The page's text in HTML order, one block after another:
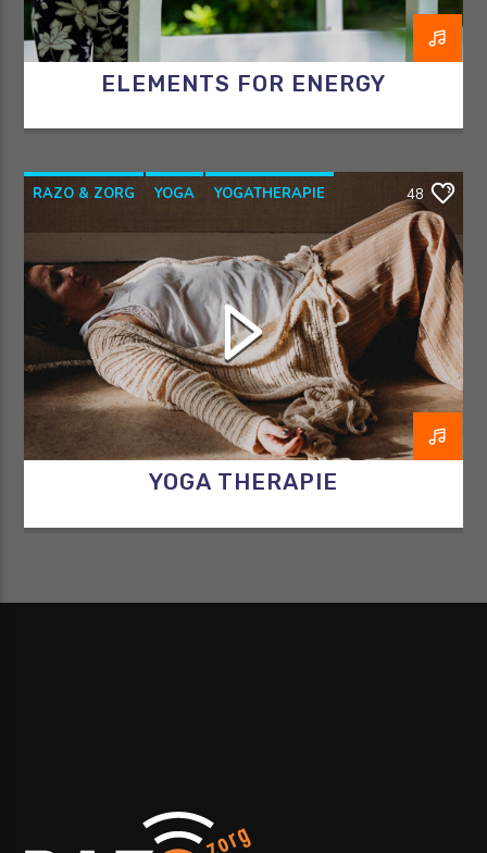
ELEMENTS FOR ENERGY
RAZO & ZORG YOGA
YOGATHERAPIE
YOGAWITHBIDDY
48
YOGA THERAPIE